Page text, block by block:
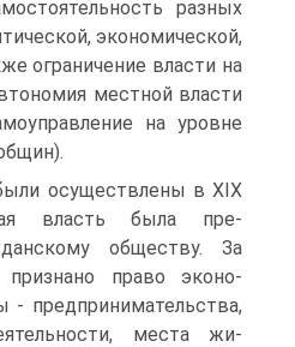
разных
экономической,
ограничение власти на
местной власти
на уровне
осуществлены в XIX
власть была пре­
обществу. За
право эконо­
- предпринимательства,
места жи­